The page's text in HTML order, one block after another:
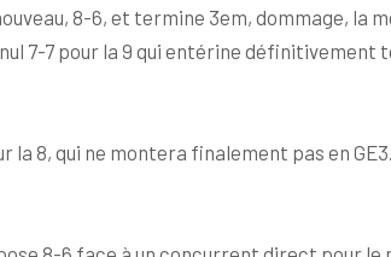
8-6, et termine 3em, dommage, la
nul 7-7 pour la 9 qui entérine
la 8, qui ne montera finalement pas en